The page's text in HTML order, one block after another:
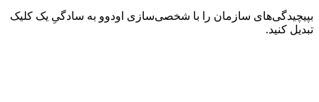
بپیچیدگی‌های سازمان را با شخصی‌سازی اودوو به سادگیِ یک کلیک
تبدیل کنید.